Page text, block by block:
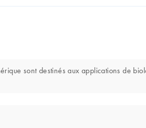
sont destinés aux applications